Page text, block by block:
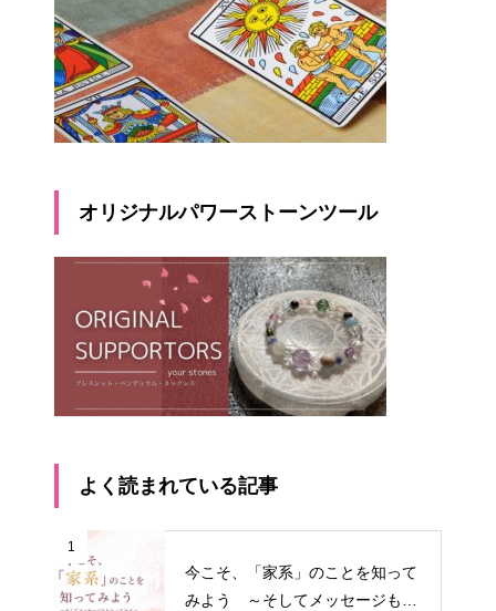
オリジナルパワーストーンツール
よく読まれている記事
1
今こそ、「家系」のことを知って
みよう ～そしてメッセージもも